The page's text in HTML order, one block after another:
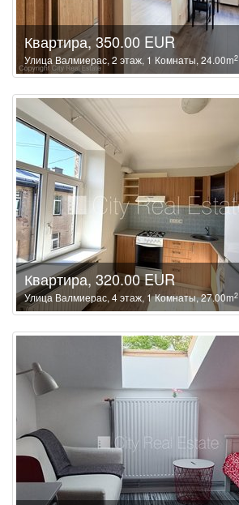
Квартира, 350.00 EUR
Улица Валмиерас, 2 этаж, 1 Комнаты, 24.00m2
Квартира, 320.00 EUR
Улица Валмиерас, 4 этаж, 1 Комнаты, 27.00m2